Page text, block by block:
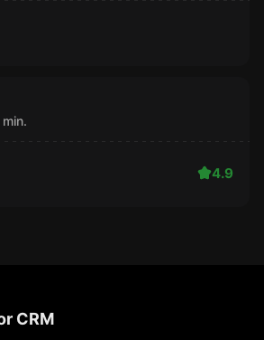
min.
4.9
CRM